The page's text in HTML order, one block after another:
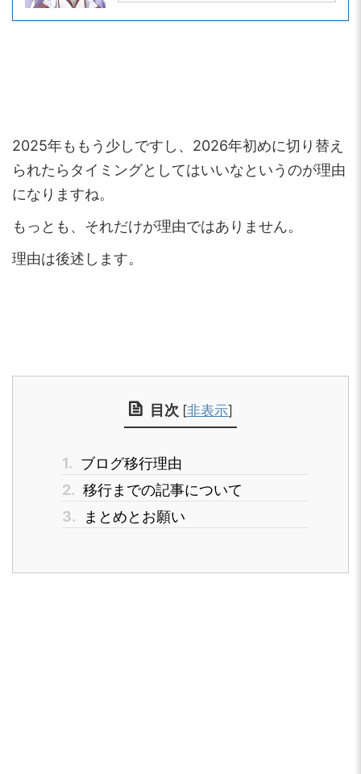
2025年ももう少しですし、2026年初めに切り替え
られたらタイミングとしてはいいなというのが理由
になりますね。
もっとも、それだけが理由ではありません。
理由は後述します。
目次 [非表示]
1. ブログ移行理由
2. 移行までの記事について
3.
まとめとお願い